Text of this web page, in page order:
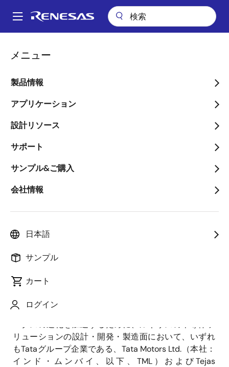
ン
Main
メニュー
製品情報
アプリケーション
設計リソース
サポート
サンプル&ご購入
会社情報
日本語
サンプル
カート
ログイン
パ
ン
く
ず
ルネサスとTataが協業し、インド・新興市場向けにエレクトロニクス
ルネサスとTataが協業し、
インド・新興市場向けにエ
レクトロニクスの進化を加
速
～戦略的提携関係を結び、自動車、
IoT、5Gシステム向けに先進技術をも
たらす半導体ソリューションの開発で
協業～
ルネサス エレクトロニクス株式会社（本社：東京都
江東区、代表取締役社長兼CEO：柴田 英利、以下、 ル
ネサス）は、インドおよび新興市場向けのエレクトロ
リューションの設計・開発・製造面において、いずれ
もTataグループ企業である、Tata Motors Ltd.（本社：
インド・ムンバイ、以下、TML）およびTejas